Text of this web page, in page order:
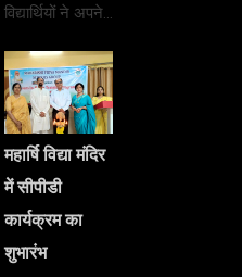
विद्यार्थियों ने अपने…
महार्षि विद्या मंदिर
में सीपीडी
कार्यक्रम का
शुभारंभ